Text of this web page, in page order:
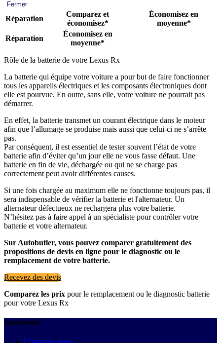
Fermer
Réparation
Comparez et
économisez*
Économisez en
moyenne*
Réparation
Économisez en
moyenne*
Rôle de la batterie de votre Lexus Rx
La batterie qui équipe votre voiture a pour but de faire fonctionner
tous les appareils électriques et les composants électroniques dont
elle est pourvue. En outre, sans elle, votre voiture ne pourrait pas
démarrer.
En effet, la batterie transmet un courant électrique dans le moteur
afin que l’allumage se produise mais aussi que celui-ci ne s’arrête
pas.
Par conséquent, il est essentiel de tester souvent l’état de votre
batterie afin d’éviter qu’un jour elle ne vous fasse défaut. Une
batterie en fin de vie, déchargée ou qui ne se charge pas
correctement peut avoir différentes causes.
Si une fois chargée au maximum elle ne fonctionne toujours pas, il
sera indispensable de vérifier la batterie et l'alternateur. Un
alternateur défectueux ne rechargera plus votre batterie.
N’hésitez pas à faire appel à un spécialiste pour contrôler votre
batterie et votre alternateur.
Sur Autobutler, vous pouvez comparer gratuitement des
propositions de devis en ligne pour le diagnostic ou le
remplacement de votre batterie.
Recevez des devis
Comparez les prix pour le remplacement ou le diagnostic batterie
pour votre Lexus Rx
Autobutler
Contactez-nous